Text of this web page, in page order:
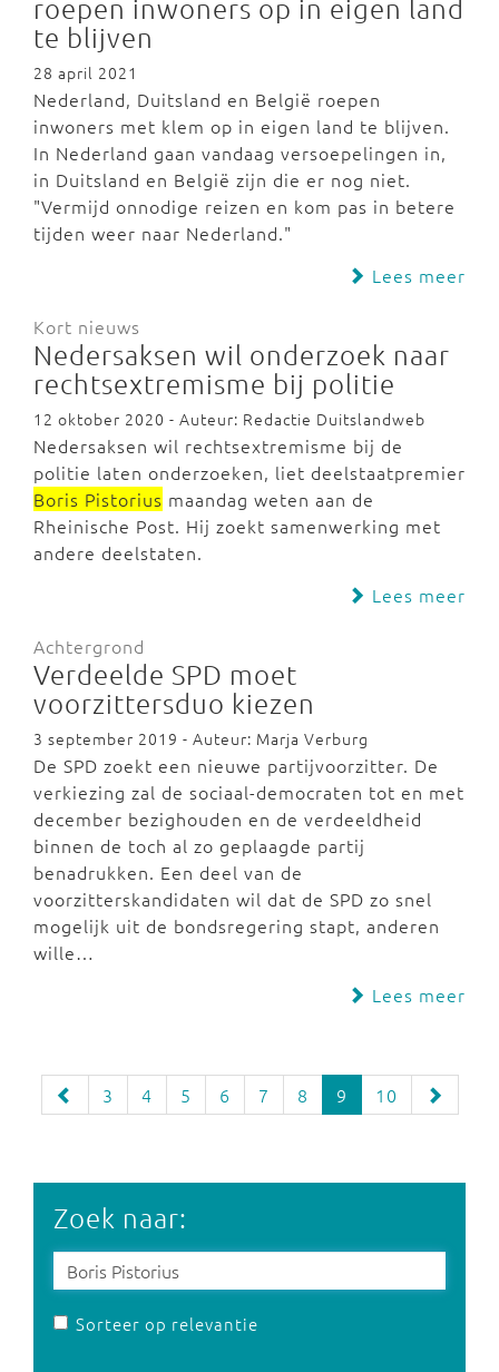
roepen inwoners op in eigen land
te blijven
28 april 2021
Nederland, Duitsland en België roepen
inwoners met klem op in eigen land te blijven.
In Nederland gaan vandaag versoepelingen in,
in Duitsland en België zijn die er nog niet.
"Vermijd onnodige reizen en kom pas in betere
tijden weer naar Nederland."
Lees meer
Kort nieuws
Nedersaksen wil onderzoek naar
rechtsextremisme bij politie
12 oktober 2020 - Auteur: Redactie Duitslandweb
Nedersaksen wil rechtsextremisme bij de
politie laten onderzoeken, liet deelstaatpremier
Boris Pistorius maandag weten aan de
Rheinische Post. Hij zoekt samenwerking met
andere deelstaten.
Lees meer
Achtergrond
Verdeelde SPD moet
voorzittersduo kiezen
3 september 2019 - Auteur: Marja Verburg
De SPD zoekt een nieuwe partijvoorzitter. De
verkiezing zal de sociaal-democraten tot en met
december bezighouden en de verdeeldheid
binnen de toch al zo geplaagde partij
benadrukken. Een deel van de
voorzitterskandidaten wil dat de SPD zo snel
mogelijk uit de bondsregering stapt, anderen
wille…
Lees meer
3 4 5 6 7 8 9 10
Zoek naar:
Sorteer op relevantie